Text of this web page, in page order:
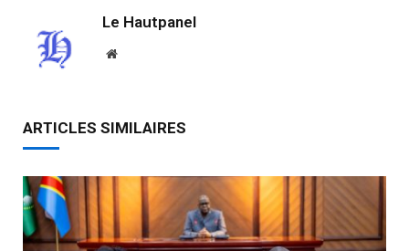
Le Hautpanel
Website
ARTICLES SIMILAIRES